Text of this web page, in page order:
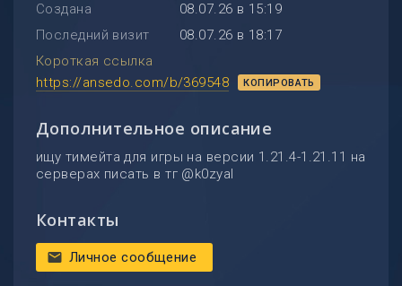
Создана
08.07.26 в 15:19
Последний визит
08.07.26 в 18:17
Короткая ссылка
https://ansedo.com/b/369548
КОПИРОВАТЬ
Дополнительное описание
ищу тимейта для игры на версии 1.21.4-1.21.11 на
серверах писать в тг @k0zyal
Контакты
mail Личное сообщение